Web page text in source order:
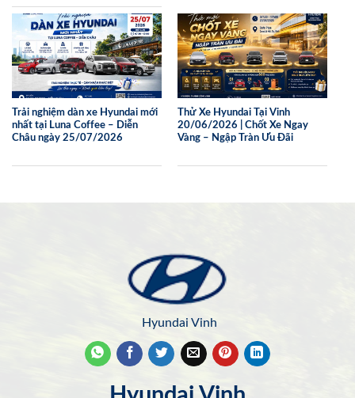
Trải nghiệm dàn xe Hyundai mới
nhất tại Luna Coffee – Diễn
Châu ngày 25/07/2026
Thử Xe Hyundai Tại Vinh
20/06/2026 | Chốt Xe Ngay
Vàng – Ngập Tràn Ưu Đãi
Hyundai Vinh